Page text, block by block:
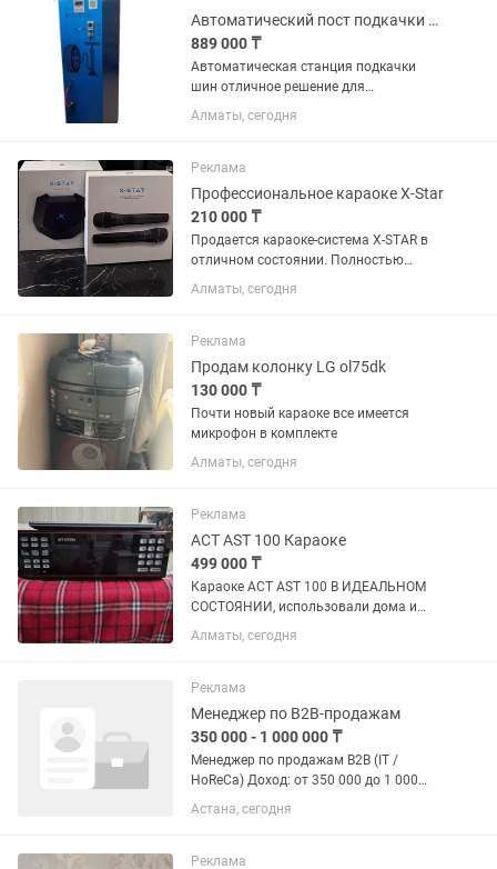
Автоматический пост подкачки шин Подкачка колес
889 000 ₸
Автоматическая станция подкачки
шин отличное решение для
вендингового бизнеса с пассивным
доходом! Установив станцию в месте с
вы можете оказывать услуги...
Алматы, сегодня
Реклама
Профессиональное караоке X-Star
210 000 ₸
Продается караоке-система X-STAR в
отличном состоянии. Полностью
исправна, работает без нареканий.
Отличный вариант для дома,
качественного...
Алматы, сегодня
Реклама
Продам колонку LG ol75dk
130 000 ₸
Почти новый караоке все имеется
микрофон в комплекте
Алматы, сегодня
Реклама
АСТ AST 100 Караоке
499 000 ₸
Караоке АСТ AST 100 В ИДЕАЛЬНОМ
СОСТОЯНИИ, использовали дома и
очень редко ! Возможна рассрочка на
Алматы, сегодня
Реклама
Менеджер по B2B-продажам
350 000 - 1 000 000 ₸
Менеджер по продажам B2B (IT /
HoReCa) Доход: от 350 000 до 1 000
000+ тг на руки RestoIT — официальный
партнер iiko в Казахстане. Мы
кофейни, бары и другие...
Астана, сегодня
Реклама